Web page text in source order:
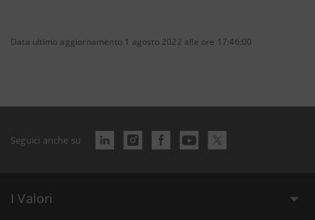
Data ultimo aggiornamento 1 agosto 2022 alle ore 17:46:00
Seguici anche su
I Valori